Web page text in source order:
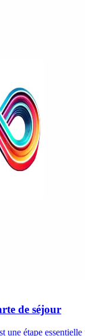
de séjour
une étape essentielle